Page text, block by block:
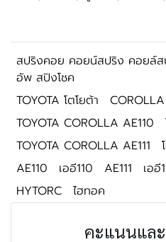
สปริงคอย คอยน์สปริง คอยล์ส
อัพ สปิงโชค
TOYOTA โตโยต้า
COROLLA
TOYOTA COROLLA AE110
TOYOTA COROLLA AE111
AE110
เออี110 AE111 เออี
HYTORC
ไฮทอค
คะแนนแล